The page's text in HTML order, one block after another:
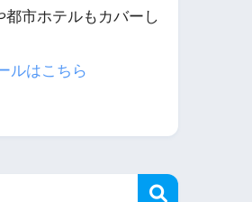
市ホテルもカバーし
ルはこちら